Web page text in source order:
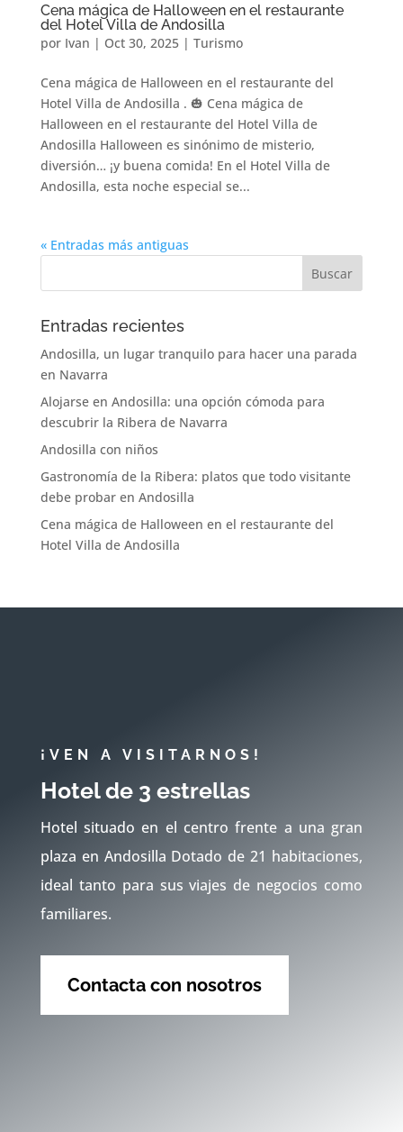
Cena mágica de Halloween en el restaurante
del Hotel Villa de Andosilla
por Ivan | Oct 30, 2025| Turismo
Cena mágica de Halloween en el restaurante del
Hotel Villa de Andosilla . 🎃 Cena mágica de
Halloween en el restaurante del Hotel Villa de
Andosilla Halloween es sinónimo de misterio,
diversión… ¡y buena comida! En el Hotel Villa de
Andosilla, esta noche especial se...
« Entradas más antiguas
Entradas recientes
Andosilla, un lugar tranquilo para hacer una parada
en Navarra
Alojarse en Andosilla: una opción cómoda para
descubrir la Ribera de Navarra
Andosilla con niños
Gastronomía de la Ribera: platos que todo visitante
debe probar en Andosilla
Cena mágica de Halloween en el restaurante del
Hotel Villa de Andosilla
¡VEN A VISITARNOS!
Hotel de 3 estrellas
Hotel situado en el centro frente a una gran
plaza en Andosilla Dotado de 21 habitaciones,
ideal tanto para sus viajes de negocios como
familiares.
Contacta con nosotros